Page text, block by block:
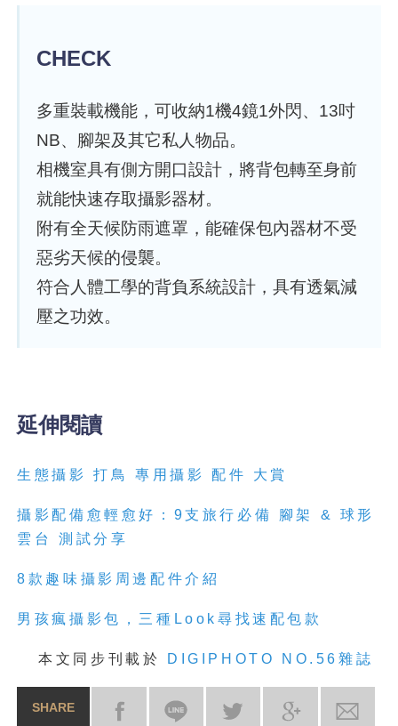
CHECK
多重裝載機能，可收納1機4鏡1外閃、13吋
NB、腳架及其它私人物品。
相機室具有側方開口設計，將背包轉至身前
就能快速存取攝影器材。
附有全天候防雨遮罩，能確保包內器材不受
惡劣天候的侵襲。
符合人體工學的背負系統設計，具有透氣減
壓之功效。
延伸閱讀
生態攝影 打鳥 專用攝影 配件 大賞
攝影配備愈輕愈好：9支旅行必備 腳架 & 球形
雲台 測試分享
8款趣味攝影周邊配件介紹
男孩瘋攝影包，三種Look尋找速配包款
本文同步刊載於 DIGIPHOTO NO.56雜誌
SHARE